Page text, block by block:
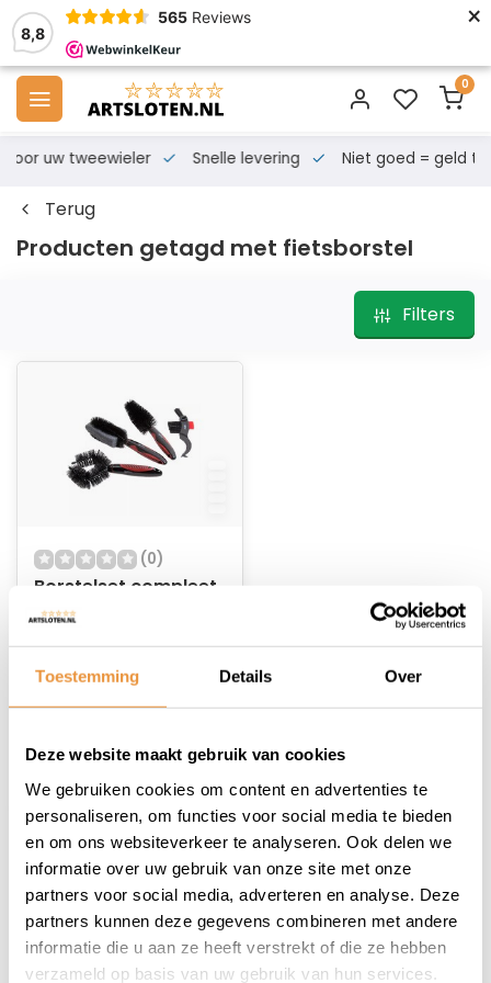
Toestemming Details Over
Deze website maakt gebruik van cookies
We gebruiken cookies om content en advertenties te
personaliseren, om functies voor social media te bieden
en om ons websiteverkeer te analyseren. Ook delen we
informatie over uw gebruik van onze site met onze
partners voor social media, adverteren en analyse. Deze
partners kunnen deze gegevens combineren met andere
informatie die u aan ze heeft verstrekt of die ze hebben
verzameld op basis van uw gebruik van hun services.
8,8
565 Reviews ×
0
voor uw tweewieler Snelle levering Niet goed = geld
Terug
Producten getagd met fietsborstel
Filters
(0)
Borstelset compleet
4-delig
Op voorraad
32,61
1